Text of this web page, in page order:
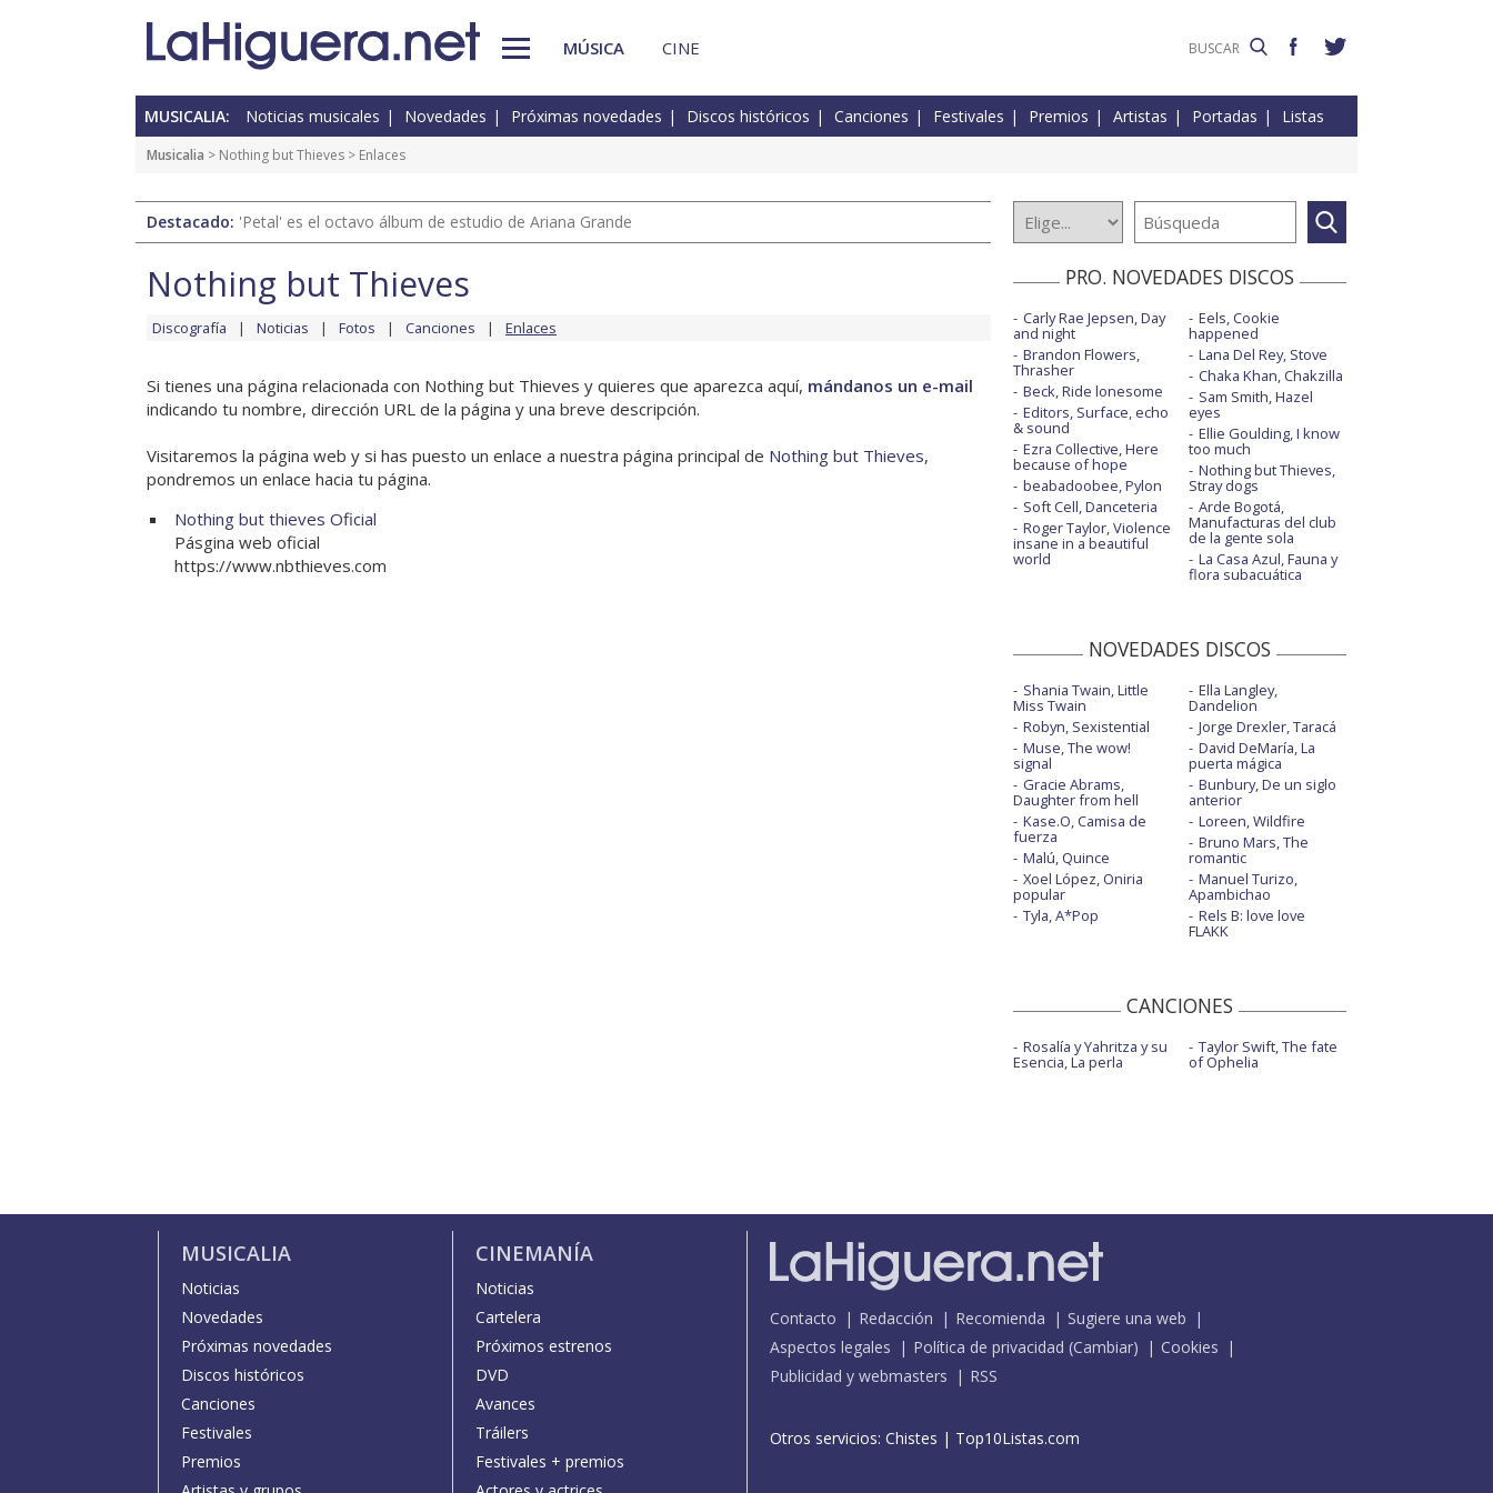
MÚSICA CINE
MUSICALIA: Noticias musicales Novedades Próximas novedades Discos históricos Canciones Festivales Premios Artistas Portadas Listas
Musicalia > Nothing but Thieves > Enlaces
Destacado: 'Petal' es el octavo álbum de estudio de Ariana Grande
Nothing but Thieves
Discografía Noticias Fotos Canciones Enlaces
Si tienes una página relacionada con Nothing but Thieves y quieres que aparezca aquí, mándanos un e-mail
indicando tu nombre, dirección URL de la página y una breve descripción.
Visitaremos la página web y si has puesto un enlace a nuestra página principal de Nothing but Thieves,
pondremos un enlace hacia tu página.
Nothing but thieves Oficial
Pásgina web oficial
https://www.nbthieves.com
PRO. NOVEDADES DISCOS
Carly Rae Jepsen, Day
and night
Brandon Flowers,
Thrasher
Beck, Ride lonesome
Editors, Surface, echo
& sound
Ezra Collective, Here
because of hope
beabadoobee, Pylon
Soft Cell, Danceteria
Roger Taylor, Violence
insane in a beautiful
world
Eels, Cookie
happened
Lana Del Rey, Stove
Chaka Khan, Chakzilla
Sam Smith, Hazel
eyes
Ellie Goulding, I know
too much
Nothing but Thieves,
Stray dogs
Arde Bogotá,
Manufacturas del club
de la gente sola
La Casa Azul, Fauna y
flora subacuática
NOVEDADES DISCOS
Shania Twain, Little
Miss Twain
Robyn, Sexistential
Muse, The wow!
signal
Gracie Abrams,
Daughter from hell
Kase.O, Camisa de
fuerza
Malú, Quince
Xoel López, Oniria
popular
Tyla, A*Pop
Ella Langley,
Dandelion
Jorge Drexler, Taracá
David DeMaría, La
puerta mágica
Bunbury, De un siglo
anterior
Loreen, Wildfire
Bruno Mars, The
romantic
Manuel Turizo,
Apambichao
Rels B: love love
FLAKK
CANCIONES
Rosalía y Yahritza y su
Esencia, La perla
Taylor Swift, The fate
of Ophelia
MUSICALIA
Noticias
Novedades
Próximas novedades
Discos históricos
Canciones
Festivales
Premios
CINEMANÍA
Noticias
Cartelera
Próximos estrenos
DVD
Avances
Tráilers
Festivales + premios
Contacto Redacción Recomienda
Sugiere una web
Aspectos legales
Política de privacidad (Cambiar)
Cookies
Publicidad y webmasters
RSS
Otros servicios: Chistes | Top10Listas.com